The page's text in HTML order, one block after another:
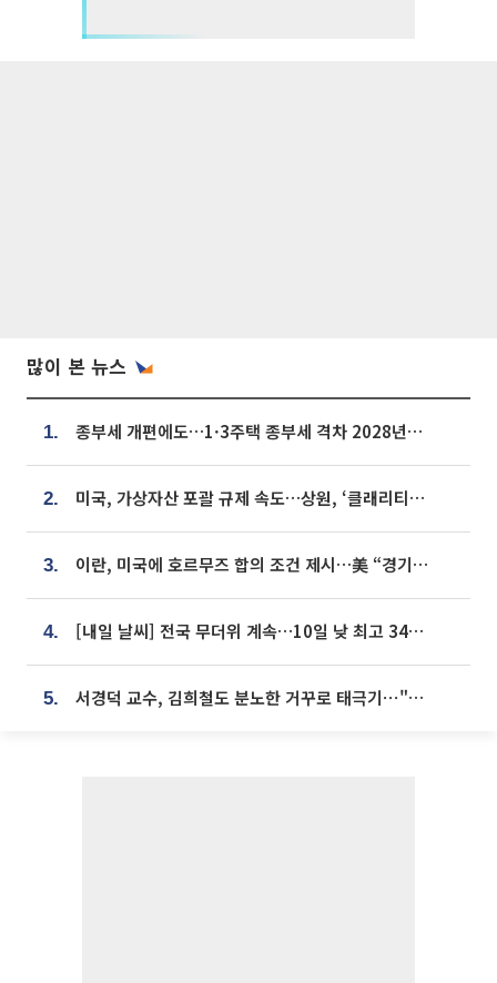
많이 본 뉴스
1. 종부세 개편에도…1·3주택 종부세 격차 2028년부터 확대
2. 미국, 가상자산 포괄 규제 속도…상원, ‘클래리티법’ 9월 절차투표 추진
3. 이란, 미국에 호르무즈 합의 조건 제시…美 “경기 아직 안 끝나” [종합]
4. [내일 날씨] 전국 무더위 계속…10일 낮 최고 34도 육박
5. 서경덕 교수, 김희철도 분노한 거꾸로 태극기⋯"엉터리는 아냐, 아쉬울 뿐"